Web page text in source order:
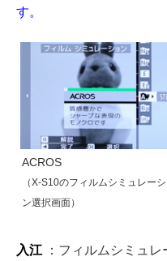
す。
ACROS
（X-S10のフィルムシミュレーシ
ン選択画面）
入江
：フィルムシミュ